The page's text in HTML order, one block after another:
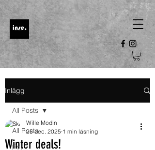
Inlägg
All Posts
FYI
All Posts
Winter deals!
Wille Modin
25 dec. 2025 1 min läsning